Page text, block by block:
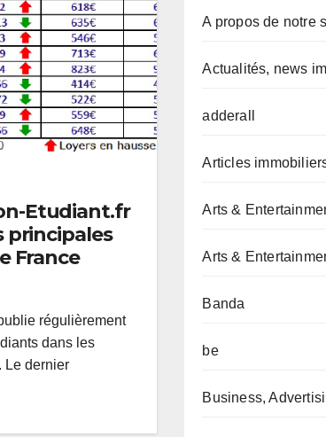
Etudiant.fr
principales
France
régulièrement
dans les
Le dernier
A propos de notre
Actualités, news
adderall
Articles
Arts &
Arts &
Banda
be
Business,